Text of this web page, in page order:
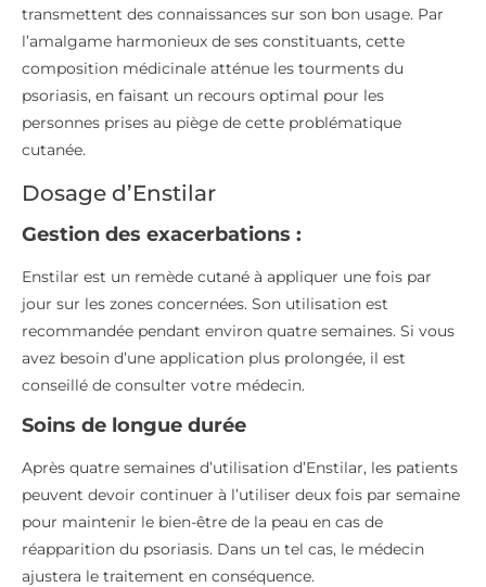
transmettent des connaissances sur son bon usage. Par
l’amalgame harmonieux de ses constituants, cette
composition médicinale atténue les tourments du
psoriasis, en faisant un recours optimal pour les
personnes prises au piège de cette problématique
cutanée.
Dosage d’Enstilar
Gestion des exacerbations :
Enstilar est un remède cutané à appliquer une fois par
jour sur les zones concernées. Son utilisation est
recommandée pendant environ quatre semaines. Si vous
avez besoin d’une application plus prolongée, il est
conseillé de consulter votre médecin.
Soins de longue durée
Après quatre semaines d’utilisation d’Enstilar, les patients
peuvent devoir continuer à l’utiliser deux fois par semaine
pour maintenir le bien-être de la peau en cas de
réapparition du psoriasis. Dans un tel cas, le médecin
ajustera le traitement en conséquence.